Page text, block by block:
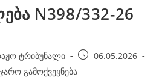
N398/332-26
ტრიბუნალი
Post06.05.2026
გამოქვეყნება